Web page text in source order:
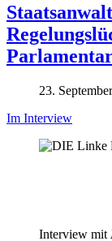
23.
Im Interview
Interview mit